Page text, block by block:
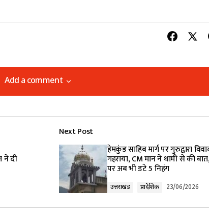
Add a comment
Add a comment
Required fields are marked *
ने दी
Next Post
हेमकुंड साहिब मार्ग पर गुरुद्वारा
गहराया, CM मान ने धामी से की
पर अब भी डटे 5 निहंग
उत्तराखंड प्रादेशिक 23/06/2026